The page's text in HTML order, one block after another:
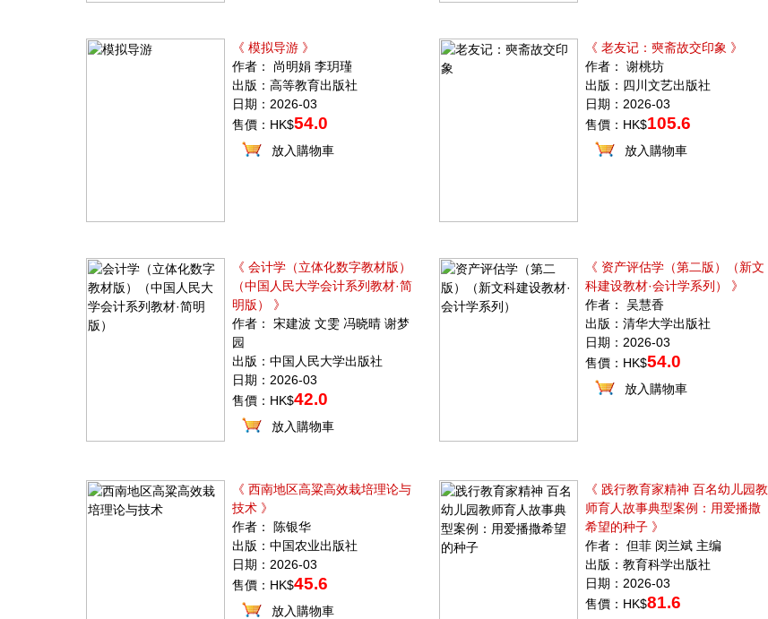
《 模拟导游 》
作者： 尚明娟 李玥瑾
出版：高等教育出版社
日期：2026-03
售價：HK$54.0
放入購物車
《 老友记：奭斋故交印象 》
作者： 谢桃坊
出版：四川文艺出版社
日期：2026-03
售價：HK$105.6
放入購物車
《 会计学（立体化数字教材版）
（中国人民大学会计系列教材·简
明版） 》
作者： 宋建波 文雯 冯晓晴 谢梦
园
出版：中国人民大学出版社
日期：2026-03
售價：HK$42.0
放入購物車
《 资产评估学（第二版）（新文
科建设教材·会计学系列） 》
作者： 吴慧香
出版：清华大学出版社
日期：2026-03
售價：HK$54.0
放入購物車
《 西南地区高粱高效栽培理论与
技术 》
作者： 陈银华
出版：中国农业出版社
日期：2026-03
售價：HK$45.6
放入購物車
《 践行教育家精神 百名幼儿园教
师育人故事典型案例：用爱播撒
希望的种子 》
作者： 但菲 闵兰斌 主编
出版：教育科学出版社
日期：2026-03
售價：HK$81.6